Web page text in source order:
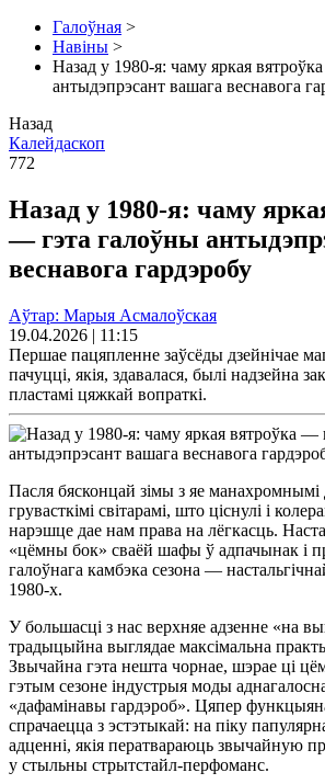
Галоўная >
Навіны >
Назад у 1980-я: чаму яркая
антыдэпрэсант вашага веснавога
Назад
Калейдаскоп
772
Назад у 1980-я: чаму
— гэта галоўны
веснавога гардэробу
Аўтар: Марыя Асмалоўская
19.04.2026 | 11:15
Першае пацяпленне заўсёды дзейнічае
пачуцці, якія, здавалася, былі надзейна
пластамі цяжкай вопраткі.
Пасля бясконцай зімы з яе манахромнымі
грувасткімі світарамі, што ціснулі і
нарэшце дае нам права на лёгкасць.
«цёмны бок» сваёй шафы ў адпачынак і
галоўнага камбэка сезона —
1980-х.
У большасці з нас верхняе адзенне «на
традыцыйна выглядае максімальна
Звычайна гэта нешта чорнае, шэрае ці
гэтым сезоне індустрыя моды
«дафамінавы гардэроб». Цяпер
спрачаецца з эстэтыкай: на піку
адценні, якія ператвараюць звычайную
у стыльны стрытстайл-перфоманс.